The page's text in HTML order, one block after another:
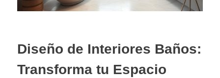
Diseño de Interiores Baños:
Transforma tu Espacio